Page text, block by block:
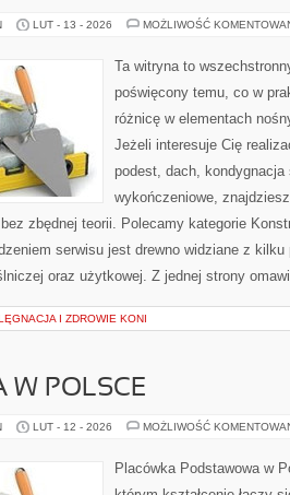
LUT - 13 - 2026 MOŻLIWOŚĆ
Ta witryna to
poświęcony temu, co w
różnicę w elementach
Jeżeli interesuje Cię
podest, dach, kondygnacja
wykończeniowe,
zbędnej teorii. Polecamy kategorie
serwisu jest drewno widziane z
oraz użytkowej. Z jednej strony
I ZDROWIE KONI
W POLSCE
LUT - 12 - 2026 MOŻLIWOŚĆ
Placówka Podstawowa w